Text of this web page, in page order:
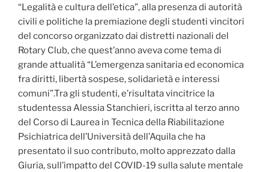
“Legalità e cultura dell’etica”, alla presenza di autorità
civili e politiche la premiazione degli studenti vincitori
del concorso organizzato dai distretti nazionali del
Rotary Club, che quest’anno aveva come tema di
grande attualità “L’emergenza sanitaria ed economica
fra diritti, libertà sospese, solidarietà e interessi
comuni”.Tra gli studenti, e’risultata vincitrice la
studentessa Alessia Stanchieri, iscritta al terzo anno
del Corso di Laurea in Tecnica della Riabilitazione
Psichiatrica dell’Università dell’Aquila che ha
presentato il suo contributo, molto apprezzato dalla
Giuria, sull’impatto del COVID-19 sulla salute mentale